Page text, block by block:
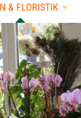
& FLORISTIK
& Topfpflanzen